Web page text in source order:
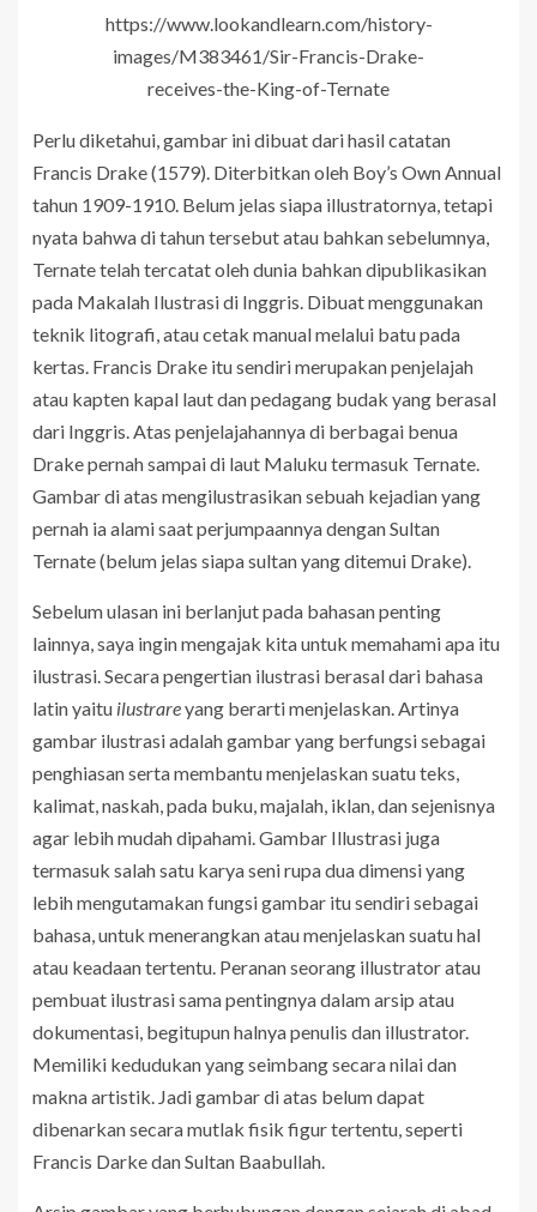
https://www.lookandlearn.com/history-
images/M383461/Sir-Francis-Drake-
receives-the-King-of-Ternate
Perlu diketahui, gambar ini dibuat dari hasil catatan
Francis Drake (1579). Diterbitkan oleh Boy’s Own Annual
tahun 1909-1910. Belum jelas siapa illustratornya, tetapi
nyata bahwa di tahun tersebut atau bahkan sebelumnya,
Ternate telah tercatat oleh dunia bahkan dipublikasikan
pada Makalah Ilustrasi di Inggris. Dibuat menggunakan
teknik litografi, atau cetak manual melalui batu pada
kertas. Francis Drake itu sendiri merupakan penjelajah
atau kapten kapal laut dan pedagang budak yang berasal
dari Inggris. Atas penjelajahannya di berbagai benua
Drake pernah sampai di laut Maluku termasuk Ternate.
Gambar di atas mengilustrasikan sebuah kejadian yang
pernah ia alami saat perjumpaannya dengan Sultan
Ternate (belum jelas siapa sultan yang ditemui Drake).
Sebelum ulasan ini berlanjut pada bahasan penting
lainnya, saya ingin mengajak kita untuk memahami apa itu
ilustrasi. Secara pengertian ilustrasi berasal dari bahasa
latin yaitu ilustrareyang berarti menjelaskan. Artinya
gambar ilustrasi adalah gambar yang berfungsi sebagai
penghiasan serta membantu menjelaskan suatu teks,
kalimat, naskah, pada buku, majalah, iklan, dan sejenisnya
agar lebih mudah dipahami. Gambar Illustrasi juga
termasuk salah satu karya seni rupa dua dimensi yang
lebih mengutamakan fungsi gambar itu sendiri sebagai
bahasa, untuk menerangkan atau menjelaskan suatu hal
atau keadaan tertentu. Peranan seorang illustrator atau
pembuat ilustrasi sama pentingnya dalam arsip atau
dokumentasi, begitupun halnya penulis dan illustrator.
Memiliki kedudukan yang seimbang secara nilai dan
makna artistik. Jadi gambar di atas belum dapat
dibenarkan secara mutlak fisik figur tertentu, seperti
Francis Darke dan Sultan Baabullah.